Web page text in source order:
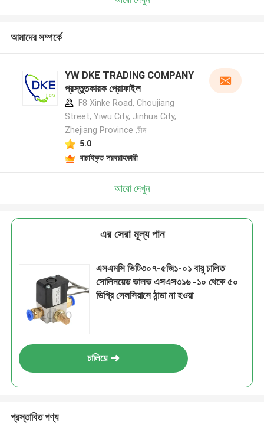
আমাদের সম্পর্কে
YW DKE TRADING COMPANY
প্রস্তুতকারক প্রোফাইল
F8 Xinke Road, Choujiang
Street, Yiwu City, Jinhua City,
Zhejiang Province ,চীন
5.0
যাচাইকৃত সরবরাহকারী
আরো দেখুন
এর সেরা মূল্য পান
এসএমসি ভিটি৩০৭-৫জি১-০১ বায়ু চালিত
সোলিনয়েড ভালভ এসএস৩১৬ -১০ থেকে ৫০
ডিগ্রি সেলসিয়াসে ঠান্ডা না হওয়া
চালিয়ে
প্রস্তাবিত পণ্য